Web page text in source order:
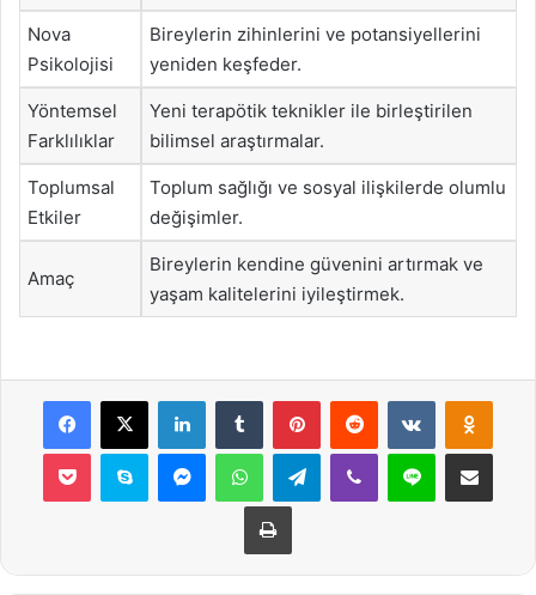
Nova
Psikolojisi
Bireylerin zihinlerini ve potansiyellerini
yeniden keşfeder.
Yöntemsel
Farklılıklar
Yeni terapötik teknikler ile birleştirilen
bilimsel araştırmalar.
Toplumsal
Etkiler
Toplum sağlığı ve sosyal ilişkilerde olumlu
değişimler.
Amaç
Bireylerin kendine güvenini artırmak ve
yaşam kalitelerini iyileştirmek.
Facebook
X LinkedInTumblr PinterestReddit VKontakte
Pocket Skype MessengerWhatsAppTelegramViber Line E-Posta ile
Yazdır